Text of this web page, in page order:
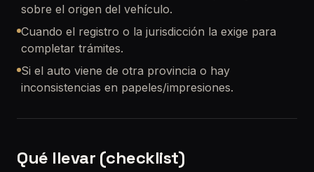
sobre el origen del vehículo.
Cuando el registro o la jurisdicción la exige para
completar trámites.
Si el auto viene de otra provincia o hay
inconsistencias en papeles/impresiones.
Qué llevar (checklist)